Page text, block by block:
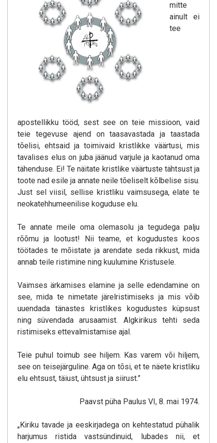
mitte
ainult ei
tee
apostellikku tööd, sest see on teie missioon, vaid
teie tegevuse ajend on taasavastada ja taastada
tõelisi, ehtsaid ja toimivaid kristlikke väärtusi, mis
tavalises elus on juba jäänud varjule ja kaotanud oma
tähenduse. Ei! Te näitate kristlike väärtuste tähtsust ja
toote nad esile ja annate neile tõeliselt kõlbelise sisu.
Just sel viisil, sellise kristliku vaimsusega, elate te
neokatehhumeenilise koguduse elu.
Te annate meile oma olemasolu ja tegudega palju
rõõmu ja lootust! Nii teame, et kogudustes koos
töötades te mõistate ja arendate seda rikkust, mida
annab teile ristimine ning kuulumine Kristusele.
Vaimses ärkamises elamine ja selle edendamine on
see, mida te nimetate järelristimiseks ja mis võib
uuendada tänastes kristlikes kogudustes küpsust
ning süvendada arusaamist. Algkirikus tehti seda
ristimiseks ettevalmistamise ajal.
Teie puhul toimub see hiljem. Kas varem või hiljem,
see on teisejärguline. Aga on tõsi, et te näete kristliku
elu ehtsust, täiust, ühtsust ja siirust.”
Paavst püha Paulus VI, 8. mai 1974.
„Kiriku tavade ja eeskirjadega on kehtestatud pühalik
harjumus ristida vastsündinuid, lubades nii, et